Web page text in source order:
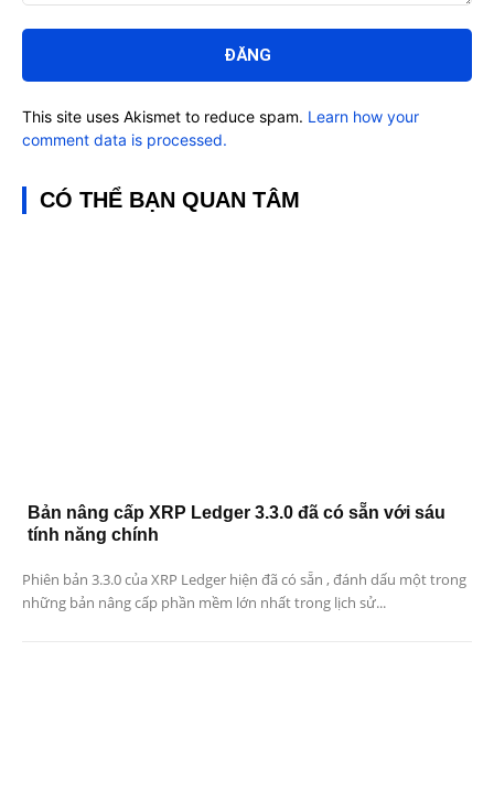
This site uses Akismet to reduce spam. Learn how your
comment data is processed.
CÓ THỂ BẠN QUAN TÂM
Bản nâng cấp XRP Ledger 3.3.0 đã có sẵn với sáu
tính năng chính
Phiên bản 3.3.0 của XRP Ledger hiện đã có sẵn , đánh dấu một trong
những bản nâng cấp phần mềm lớn nhất trong lịch sử...